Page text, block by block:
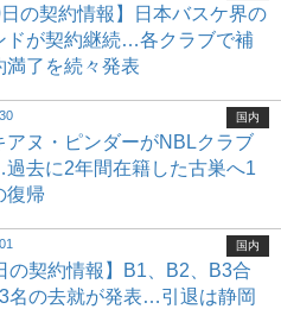
日の契約情報】日本バスケ界の
ドが契約継続…各クラブで補
満了を続々発表
アヌ・ピンダーがNBLクラブ
去に2年間在籍した古巣へ1
復帰
国内
の契約情報】B1、B2、B3合
名の去就が発表…引退は静岡
国内